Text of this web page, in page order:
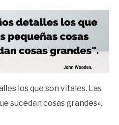
los que son vitales. Las
sucedan cosas grandes».